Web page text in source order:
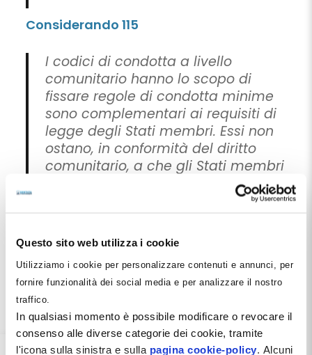
Questo sito web utilizza i cookie
Utilizziamo i cookie per personalizzare contenuti e annunci, per
fornire funzionalità dei social media e per analizzare il nostro
traffico.
In qualsiasi momento è possibile modificare o revocare il
consenso alle diverse categorie dei cookie, tramite
l'icona sulla sinistra e sulla pagina cookie-policy. Alcuni
Considerando 115
I codici di condotta a livello
comunitario hanno lo scopo di
fissare regole di condotta minime
sono complementari ai requisiti di
legge degli Stati membri. Essi non
ostano, in conformità del diritto
comunitario, a che gli Stati membri
adottino con legge misure più
rigorose, ovvero a che gli organismi
prevedano una maggiore tutela nei
condotta”.